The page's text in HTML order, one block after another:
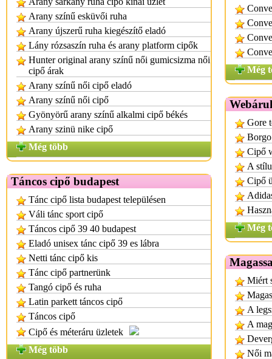
Arany színű esküvői ruha
Arany újszerű ruha kiegészítő eladó
Lány rózsaszín ruha és arany platform cipők
Hunter original arany színű női gumicsizma női
cipő árak
Arany színű női cipő eladó
Arany színű női cipő
Gyönyörű arany színű alkalmi cipő békés
Arany szinü nike cipő
Még több
Táncos cipő budapest
Tánc cipő lista budapest településen
Váli tánc sport cipő
Táncos cipő 39 40 budapest
Eladó unisex tánc cipő 39 es lábra
Netti tánc cipő kis
Tánc cipő partnerünk
Tangó cipő és ruha
Latin parkett táncos cipő
Táncos cipő
Cipő és méteráru üzletek
Még több
Még
Gore
Cipő
A
Cipő
Még
Miért
A
A
Női